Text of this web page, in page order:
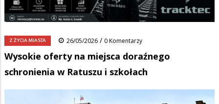
nawigacyjna
FacebookPinterest Tumblr
Z ŻYCIA MIASTA 26/05/2026 / 0 Komentarzy
Wysokie oferty na miejsca doraźnego
schronienia w Ratuszu i szkołach